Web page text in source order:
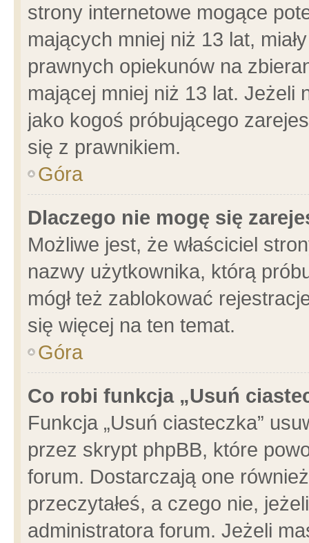
strony internetowe mogące
mających mniej niż 13 lat,
prawnych opiekunów na
mającej mniej niż 13 lat. Jeżeli
jako kogoś próbującego
się z prawnikiem.
Góra
Dlaczego nie mogę się
Możliwe jest, że właściciel
nazwy użytkownika, którą
mógł też zablokować
się więcej na ten temat.
Góra
Co robi funkcja „Usuń
Funkcja „Usuń ciasteczka”
przez skrypt phpBB, które
forum. Dostarczają one
przeczytałeś, a czego nie,
administratora forum. Jeżeli